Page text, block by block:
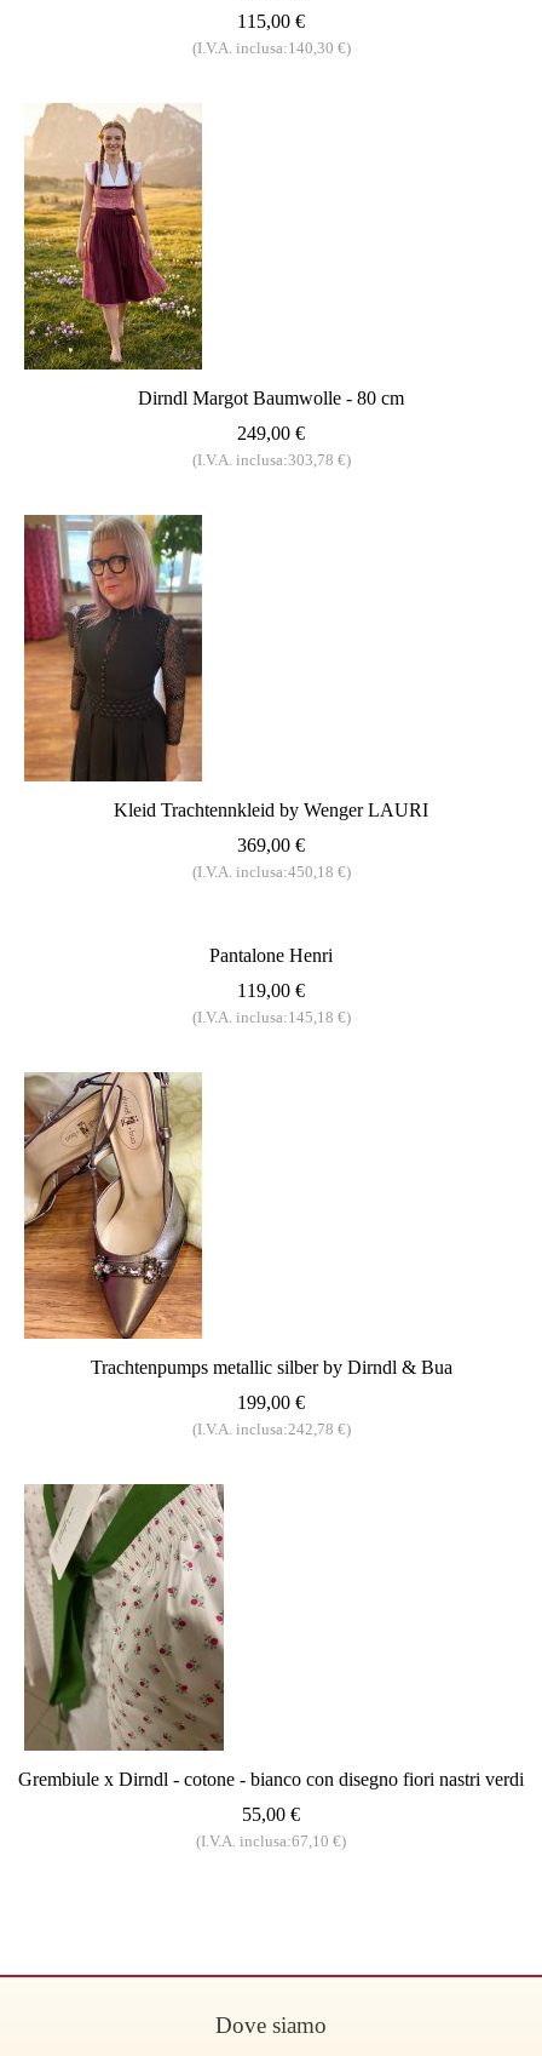
115,00 €
(I.V.A. inclusa:140,30 €)
Dirndl Margot Baumwolle - 80 cm
249,00 €
(I.V.A. inclusa:303,78 €)
Kleid Trachtennkleid by Wenger LAURI
369,00 €
(I.V.A. inclusa:450,18 €)
Pantalone Henri
119,00 €
(I.V.A. inclusa:145,18 €)
Trachtenpumps metallic silber by Dirndl & Bua
199,00 €
(I.V.A. inclusa:242,78 €)
Grembiule x Dirndl - cotone - bianco con disegno fiori nastri verdi
55,00 €
(I.V.A. inclusa:67,10 €)
Dove siamo